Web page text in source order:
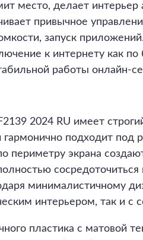
место, делает интерьер
привычное
запуск
к интернету как по
работы онлайн-
2024 RU имеет
гармонично подходит под
периметру экрана
сосредоточиться
минималистичному
интерьером, так и
пластика с матовой